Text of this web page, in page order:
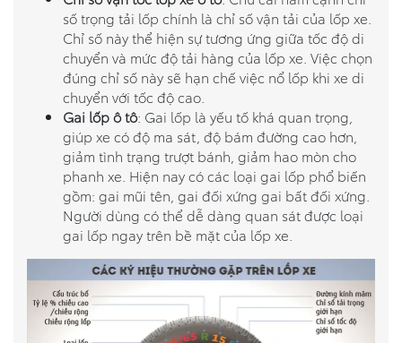
số trọng tải lốp chính là chỉ số vận tải của lốp xe.
Chỉ số này thể hiện sự tương ứng giữa tốc độ di
chuyển và mức độ tải hàng của lốp xe. Việc chọn
đúng chỉ số này sẽ hạn chế việc nổ lốp khi xe di
chuyển với tốc độ cao.
Gai lốp ô tô: Gai lốp là yếu tố khá quan trọng,
giúp xe có độ ma sát, độ bám đường cao hơn,
giảm tình trạng trượt bánh, giảm hao mòn cho
phanh xe. Hiện nay có các loại gai lốp phổ biến
gồm: gai mũi tên, gai đối xứng gai bất đối xứng.
Người dùng có thể dễ dàng quan sát được loại
gai lốp ngay trên bề mặt của lốp xe.